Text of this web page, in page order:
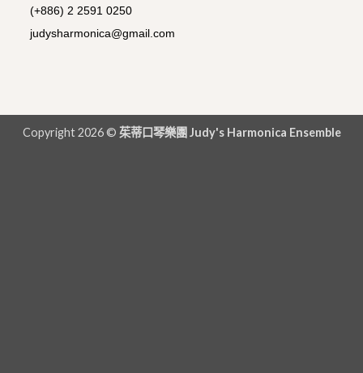
(+886) 2 2591 0250
judysharmonica@gmail.com
Copyright 2026 © 茱蒂口琴樂團 Judy's Harmonica Ensemble